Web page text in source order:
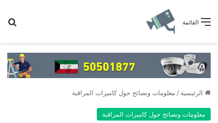
القائمة
الرئيسية / معلومات ونصائح حول كاميرات المراقبة
معلومات ونصائح حول كاميرات المراقبة